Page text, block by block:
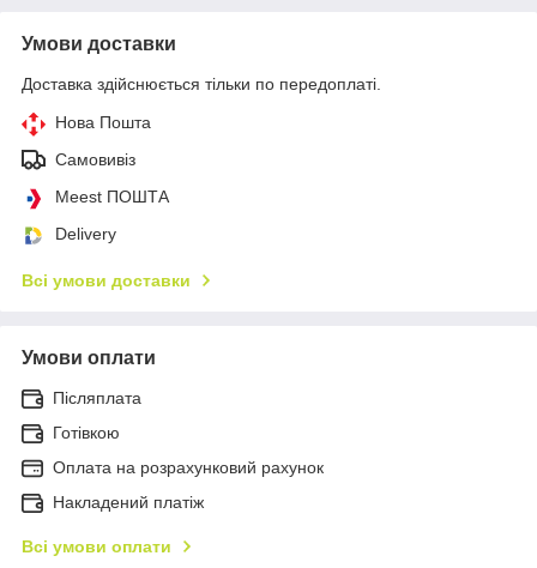
Умови доставки
Доставка здійснюється тільки по передоплаті.
Нова Пошта
Самовивіз
Meest ПОШТА
Delivery
Всі умови доставки
Умови оплати
Післяплата
Готівкою
Оплата на розрахунковий рахунок
Накладений платіж
Всі умови оплати